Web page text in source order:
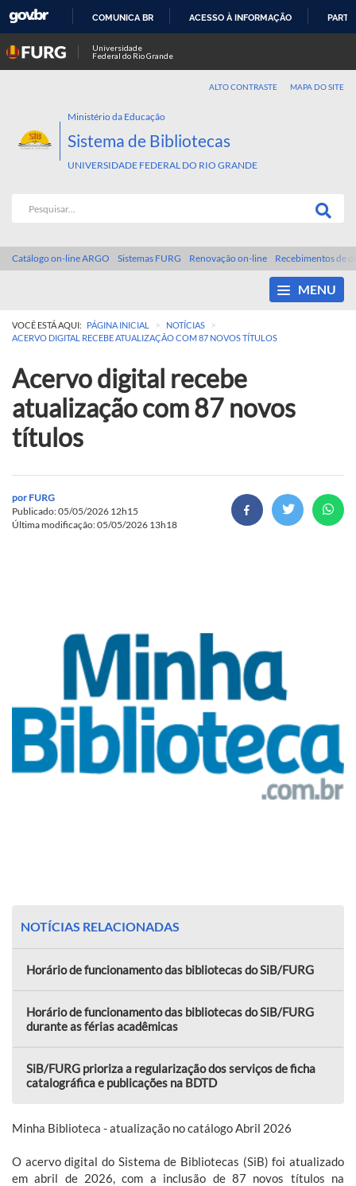
COMUNICA BR ACESSO À INFORMAÇÃO
Universidade
Federal do Rio Grande
ALTO CONTRASTE MAPA DO SITE
Ministério da Educação
Sistema de Bibliotecas
UNIVERSIDADE FEDERAL DO RIO GRANDE
Catálogo on-line ARGO Sistemas FURG Renovação on-line Recebimentos de
MENU
VOCÊ ESTÁ AQUI: PÁGINA INICIAL > NOTÍCIAS >
ACERVO DIGITAL RECEBE ATUALIZAÇÃO COM 87 NOVOS TÍTULOS
Acervo digital recebe
atualização com 87 novos
títulos
por FURG
Publicado: 05/05/2026 12h15
Última modificação: 05/05/2026 13h18
NOTÍCIAS RELACIONADAS
Horário de funcionamento das bibliotecas do SiB/FURG
Horário de funcionamento das bibliotecas do SiB/FURG
durante as férias acadêmicas
SiB/FURG prioriza a regularização dos serviços de ficha
catalográfica e publicações na BDTD
Minha Biblioteca - atualização no catálogo Abril 2026
O acervo digital do Sistema de Bibliotecas (SiB) foi atualizado
em abril de 2026, com a inclusão de 87 novos títulos na